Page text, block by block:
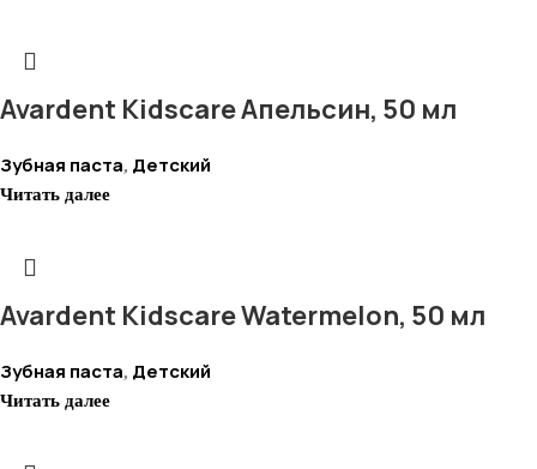
Avardent Kidscare Апельсин, 50 мл
Зубная паста, Детский
Читать далее
Avardent Kidscare Watermelon, 50 мл
Зубная паста, Детский
Читать далее